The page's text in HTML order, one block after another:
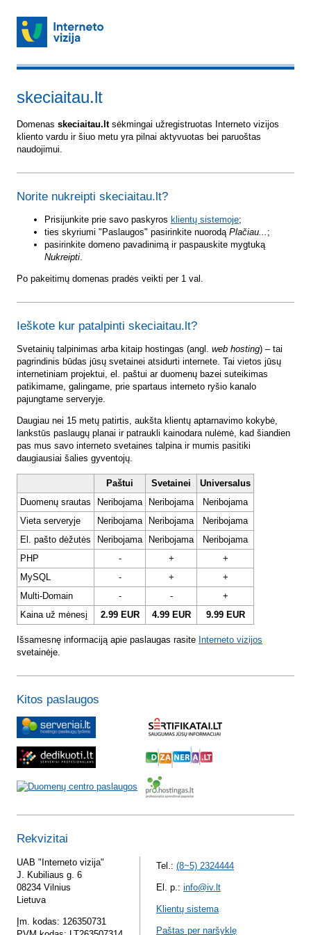
skeciaitau.lt
Domenas skeciaitau.ltsėkmingai užregistruotas Interneto vizijos
kliento vardu ir šiuo metu yra pilnai aktyvuotas bei paruoštas
naudojimui.
Norite nukreipti skeciaitau.lt?
Prisijunkite prie savo paskyros klientų sistemoje;
ties skyriumi "Paslaugos" pasirinkite nuorodą Plačiau... ;
pasirinkite domeno pavadinimą ir paspauskite mygtuką
Nukreipti.
Po pakeitimų domenas pradės veikti per 1 val.
Ieškote kur patalpinti skeciaitau.lt?
Svetainių talpinimas arba kitaip hostingas (angl. web hosting) – tai
pagrindinis būdas jūsų svetainei atsidurti internete. Tai vietos jūsų
internetiniam projektui, el. paštui ar duomenų bazei suteikimas
patikimame, galingame, prie spartaus interneto ryšio kanalo
pajungtame serveryje.
Daugiau nei 15 metų patirtis, aukšta klientų aptarnavimo kokybė,
lankstūs paslaugų planai ir patraukli kainodara nulėmė, kad šiandien
pas mus savo interneto svetaines talpina ir mumis pasitiki
daugiausiai šalies gyventojų.
Paštui Svetainei
Universalus
Duomenų srautas
Neribojama Neribojama
Neribojama
Vieta serveryje
Neribojama Neribojama
Neribojama
El. pašto dėžutės
Neribojama Neribojama
Neribojama
PHP
- +
+
MySQL
- +
+
Multi-Domain
- -
+
Kaina už mėnesį
2.99 EUR 4.99 EUR 9.99 EUR
Išsamesnę informaciją apie paslaugas rasite Interneto vizijos
svetainėje.
Kitos paslaugos
Rekvizitai
UAB "Interneto vizija"
J. Kubiliaus g. 6
08234 Vilnius
Lietuva
Įm. kodas: 126350731
Tel.: (8~5) 2324444
El. p.: info@iv.lt
Klientų sistema
Paštas per naršyklę